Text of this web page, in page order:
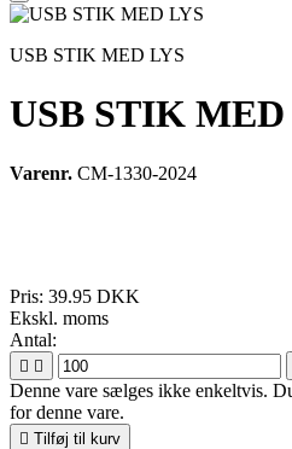
USB STIK MED LYS
USB STIK MED
Varenr. CM-1330-2024
Pris: 39.95 DKK
Ekskl. moms
Antal:
 
Denne vare sælges ikke enkeltvis.
for denne vare.
 Tilføj til kurv